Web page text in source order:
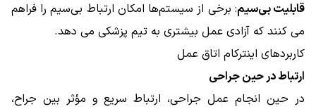
قابلیت بی‌سیم: برخی از سیستم‌ها امکان ارتباط بی‌سیم را فراهم
می‌ کنند که آزادی عمل بیشتری به تیم پزشکی می‌ دهد.
کاربردهای اینترکام اتاق عمل
ارتباط در حین جراحی
در حین انجام عمل جراحی، ارتباط سریع و مؤثر بین جراح،